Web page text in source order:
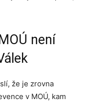
není
že je zrovna
v MOÚ, kam